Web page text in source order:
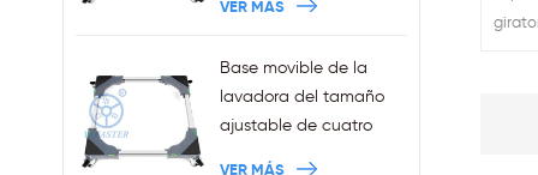
VER MÁS
Base movible de la
lavadora del tamaño
ajustable de cuatro
VER MÁS